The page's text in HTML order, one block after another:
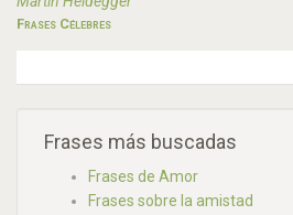
Frases Célebres
Frases más buscadas
Frases de Amor
Frases sobre la amistad